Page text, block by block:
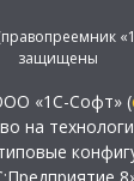
защищены
«1С-Софт» (
на